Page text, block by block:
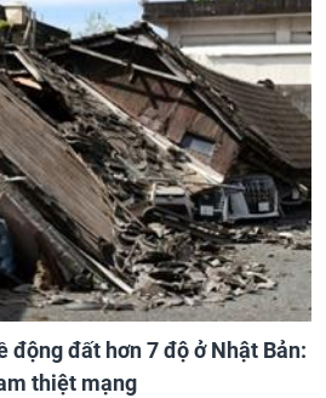
động đất hơn 7 độ ở Nhật Bản:
thiệt mạng